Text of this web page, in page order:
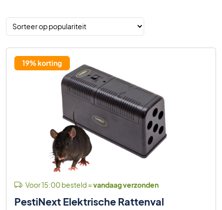
19% korting
Voor 15:00 besteld =vandaag verzonden
PestiNext Elektrische Rattenval